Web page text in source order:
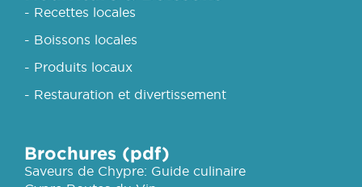
- Recettes locales
- Boissons locales
- Produits locaux
- Restauration et divertissement
Brochures (pdf)
Saveurs de Chypre: Guide culinaire